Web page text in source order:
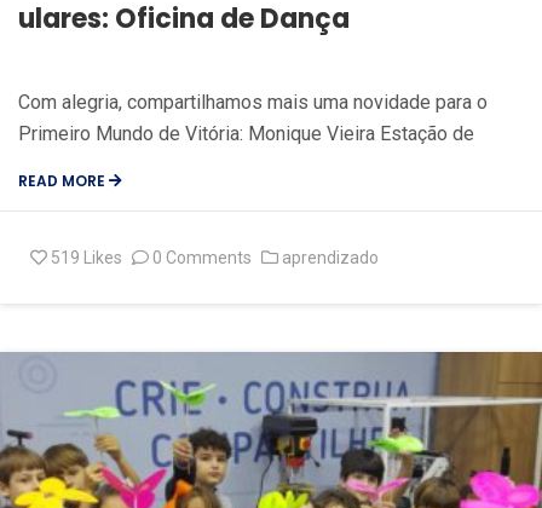
ulares: Oficina de Dança
Com alegria, compartilhamos mais uma novidade para o
Primeiro Mundo de Vitória: Monique Vieira Estação de
READ MORE
519 Likes 0 Comments aprendizado